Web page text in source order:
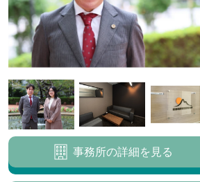
事務所の詳細を見る